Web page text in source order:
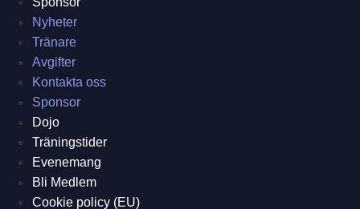
Nyheter
Tränare
Avgifter
Kontakta oss
Sponsor
Dojo
Träningstider
Evenemang
Bli Medlem
Cookie policy (EU)